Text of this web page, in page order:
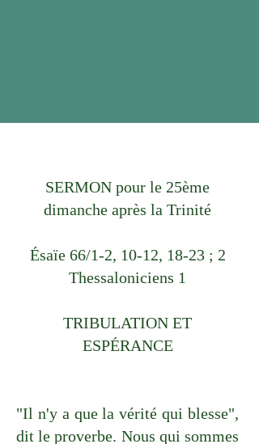
SERMON pour le 25ème
dimanche après la Trinité
Ésaïe 66/1-2, 10-12, 18-23 ; 2
Thessaloniciens 1
TRIBULATION ET
ESPÉRANCE
"Il n'y a que la vérité qui blesse",
dit le proverbe. Nous qui sommes